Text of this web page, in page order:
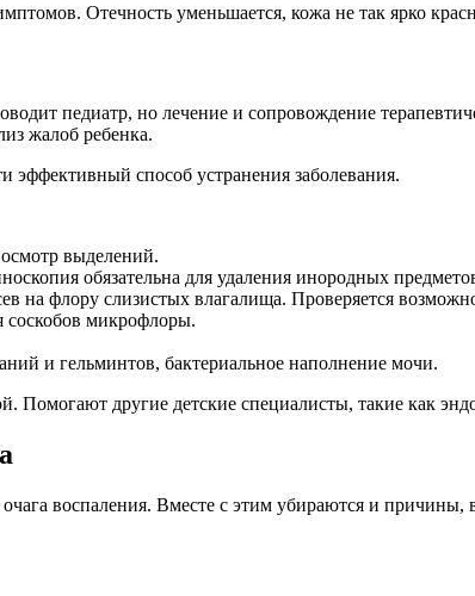
Отечность уменьшается, кожа не так ярко
педиатр, но лечение и сопровождение
жалоб ребенка.
эффективный способ устранения заболевания.
выделений.
обязательна для удаления инородных
на флору слизистых влагалища. Проверяется
микрофлоры.
и гельминтов, бактериальное наполнение мочи.
другие детские специалисты, такие как
воспаления. Вместе с этим убираются и